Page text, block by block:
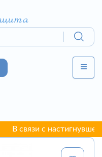
В связи с настигнувшей